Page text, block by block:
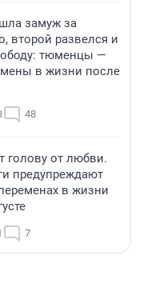
замуж за
второй развелся и
тюменцы —
в жизни после
48
голову от любви.
предупреждают
в жизни
7